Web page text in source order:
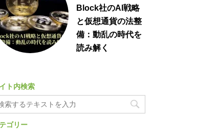
Block社のAI戦略
と仮想通貨の法整
備：動乱の時代を
読み解く
ト内検索
ゴリー